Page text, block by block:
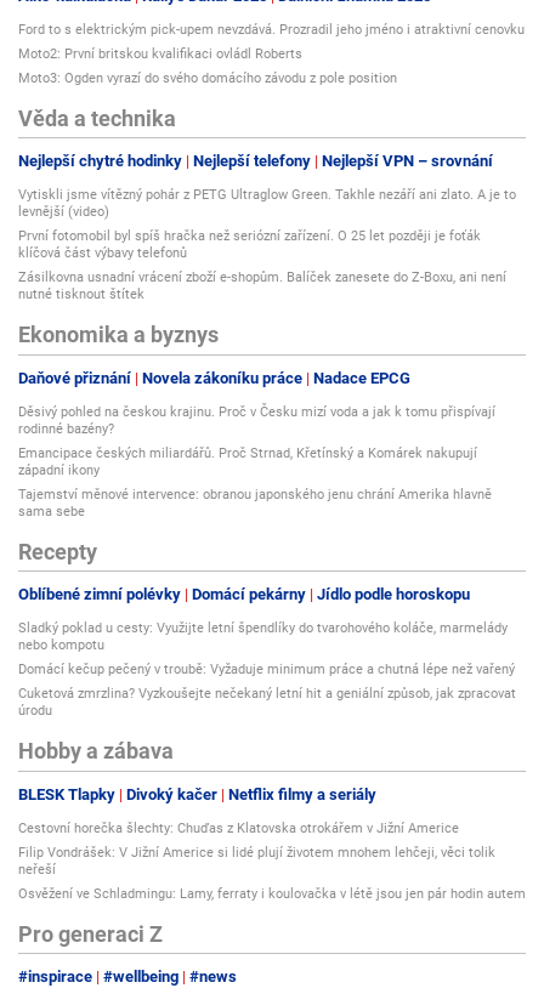
Ford to s elektrickým pick-upem nevzdává. Prozradil jeho jméno i atraktivní cenovku
Moto2: První britskou kvalifikaci ovládl Roberts
Moto3: Ogden vyrazí do svého domácího závodu z pole position
Věda a technika
Nejlepší chytré hodinky Nejlepší telefony Nejlepší VPN – srovnání
Vytiskli jsme vítězný pohár z PETG Ultraglow Green. Takhle nezáří ani zlato. A je to
levnější (video)
První fotomobil byl spíš hračka než seriózní zařízení. O 25 let později je foťák
klíčová část výbavy telefonů
Zásilkovna usnadní vrácení zboží e-shopům. Balíček zanesete do Z-Boxu, ani není
nutné tisknout štítek
Ekonomika a byznys
Daňové přiznání Novela zákoníku práce Nadace EPCG
Děsivý pohled na českou krajinu. Proč v Česku mizí voda a jak k tomu přispívají
rodinné bazény?
Emancipace českých miliardářů. Proč Strnad, Křetínský a Komárek nakupují
západní ikony
Tajemství měnové intervence: obranou japonského jenu chrání Amerika hlavně
sama sebe
Recepty
Oblíbené zimní polévky Domácí pekárny Jídlo podle horoskopu
Sladký poklad u cesty: Využijte letní špendlíky do tvarohového koláče, marmelády
nebo kompotu
Domácí kečup pečený v troubě: Vyžaduje minimum práce a chutná lépe než vařený
Cuketová zmrzlina? Vyzkoušejte nečekaný letní hit a geniální způsob, jak zpracovat
úrodu
Hobby a zábava
BLESK Tlapky Divoký kačer Netflix filmy a seriály
Cestovní horečka šlechty: Chuďas z Klatovska otrokářem v Jižní Americe
Filip Vondrášek: V Jižní Americe si lidé plují životem mnohem lehčeji, věci tolik
neřeší
Osvěžení ve Schladmingu: Lamy, ferraty i koulovačka v létě jsou jen pár hodin autem
Pro generaci Z
#inspirace #wellbeing #news